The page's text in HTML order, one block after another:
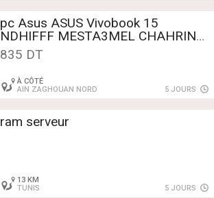
pc Asus ASUS Vivobook 15
NDHIFFF MESTA3MEL CHAHRIN
AKAHAW
835 DT
À CÔTÉ
AIN ZAGHOUAN NORD
5 JOURS
ram serveur
13 KM
TUNIS
5 JOURS